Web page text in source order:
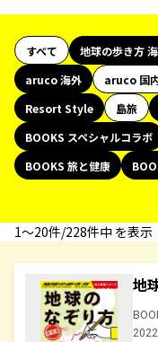
すべて 地球の歩き方
aruco 海外
aruco 国
Resort Style
島旅
BOOKS スペシャルコラボ
BOOKS 旅と健康
1〜20件/228件中 を表示
地